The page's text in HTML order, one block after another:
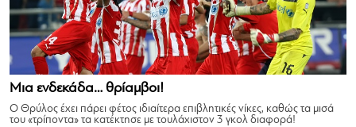
Μια ενδεκάδα… θρίαμβοι!
Ο Θρύλος έχει πάρει φέτος ιδιαίτερα επιβλητικές νίκες, καθώς τα μισά
του «τρίποντα» τα κατέκτησε με τουλάχιστον 3 γκολ διαφορά!